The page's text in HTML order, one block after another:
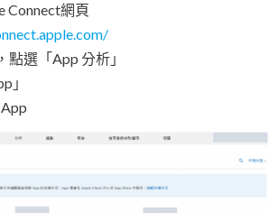
Connect網頁
選「App 分析」
」